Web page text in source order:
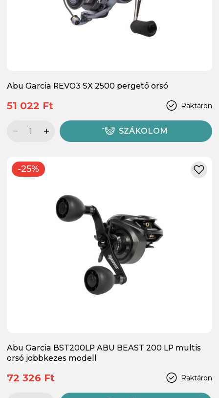
Abu Garcia REVO3 SX 2500 pergető orsó
Raktáron
51 022 Ft
SZÁKOLOM
-25%
Abu Garcia BST200LP ABU BEAST 200 LP multis
orsó jobbkezes modell
Raktáron
72 326 Ft